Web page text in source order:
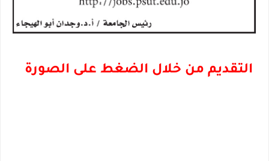
التقديم من خلال الضغط على الصورة